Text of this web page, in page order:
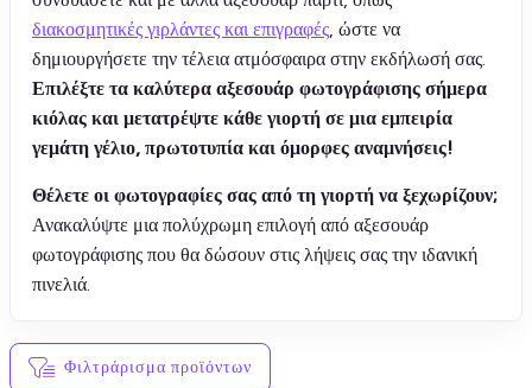
διακοσμητικές γιρλάντες και επιγραφές, ώστε να
δημιουργήσετε την τέλεια ατμόσφαιρα στην εκδήλωσή σας.
Επιλέξτε τα καλύτερα αξεσουάρ φωτογράφισης σήμερα
κιόλας και μετατρέψτε κάθε γιορτή σε μια εμπειρία
γεμάτη γέλιο, πρωτοτυπία και όμορφες αναμνήσεις!
Θέλετε οι φωτογραφίες σας από τη γιορτή να ξεχωρίζουν;
Ανακαλύψτε μια πολύχρωμη επιλογή από αξεσουάρ
φωτογράφισης που θα δώσουν στις λήψεις σας την ιδανική
πινελιά.
Φιλτράρισμα προϊόντων